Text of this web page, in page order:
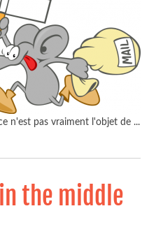
n'est pas vraiment l'objet de ...
the middle